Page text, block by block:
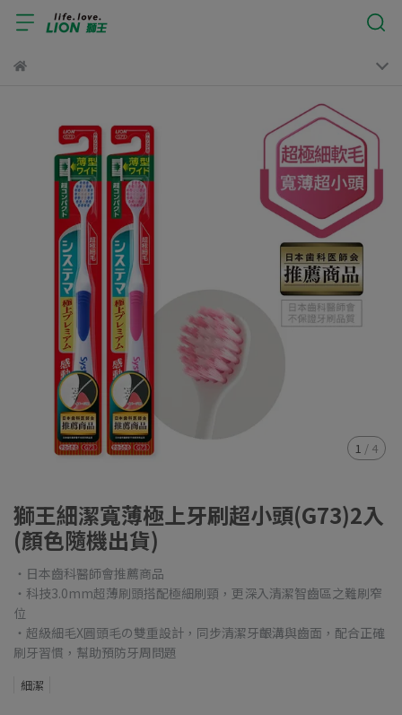
1 / 4
獅王細潔寬薄極上牙刷超小頭(G73)2入
(顏色隨機出貨)
・日本齒科醫師會推薦商品
・科技3.0mm超薄刷頭搭配極細刷頸，更深入清潔智齒區之難刷窄
位
・超級細毛X圓頭毛の雙重設計，同步清潔牙齦溝與齒面，配合正確
刷牙習慣，幫助預防牙周問題
細潔